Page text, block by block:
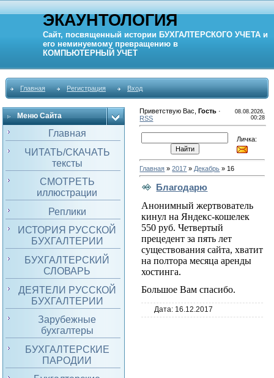
ЭКАУНТОЛОГИЯ
Сайт, посвященный истории БУХГАЛТЕРСКОГО УЧЕТА и
его неминуемому превращению в
КОМПЬЮТЕРНЫЙ УЧЕТ
Главная Регистрация Вход
Меню Сайта
Главная
ЧИТАТЬ/СКАЧАТЬ
тексты
СМОТРЕТЬ
иллюстрации
Реплики
ИСТОРИЯ РУССКОЙ
БУХГАЛТЕРИИ
БУХГАЛТЕРСКИЙ
СЛОВАРЬ
ДЕЯТЕЛИ РУССКОЙ
БУХГАЛТЕРИИ
Зарубежные
бухгалтеры
БУХГАЛТЕРСКИЕ
ПАРОДИИ
Приветствую Вас ,Гость ·
RSS
08.08.2026,
00:28
Личка:
Главная »2017 » Декабрь » 16
Благодарю
Анонимный жертвователь
кинул на Яндекс-кошелек
550 руб. Четвертый
прецедент за пять лет
существования сайта, хватит
на полтора месяца аренды
хостинга.
Большое Вам спасибо.
Дата: 16.12.2017